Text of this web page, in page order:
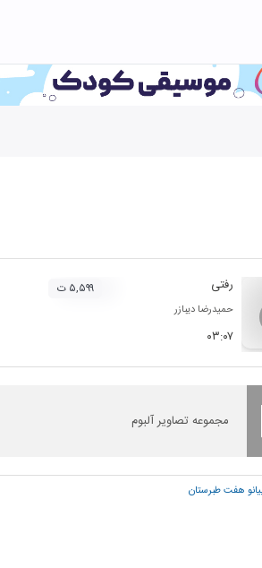
رفتی
حمیدرضا دیبازر
۰۳:۰۷
۵,۵۹۹ ت
مجموعه تصاویر آلبوم
هفت طبرستان